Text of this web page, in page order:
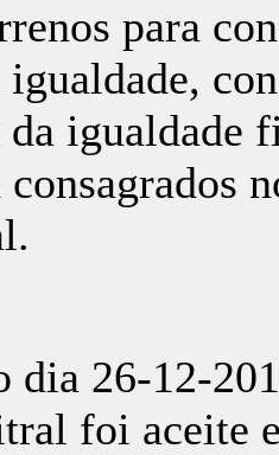
para
igualdade
dia 26-12-
foi aceite